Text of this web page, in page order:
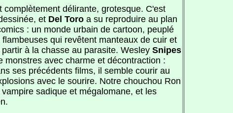
complètement délirante, grotesque. C'est
et Del Toro a su reproduire au plan
: un monde urbain de cartoon, peuplé
qui revêtent manteaux de cuir et
à la chasse au parasite. Wesley Snipes
monstres avec charme et décontraction :
ses précédents films, il semble courir au
avec le sourire. Notre chouchou Ron
sadique et mégalomane, et les